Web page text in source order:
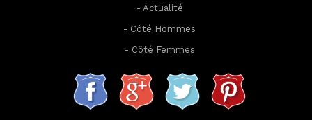
- Actualité
- Côté Hommes
- Côté Femmes